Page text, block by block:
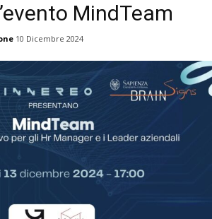
MindTeam
10 Dicembre 2024